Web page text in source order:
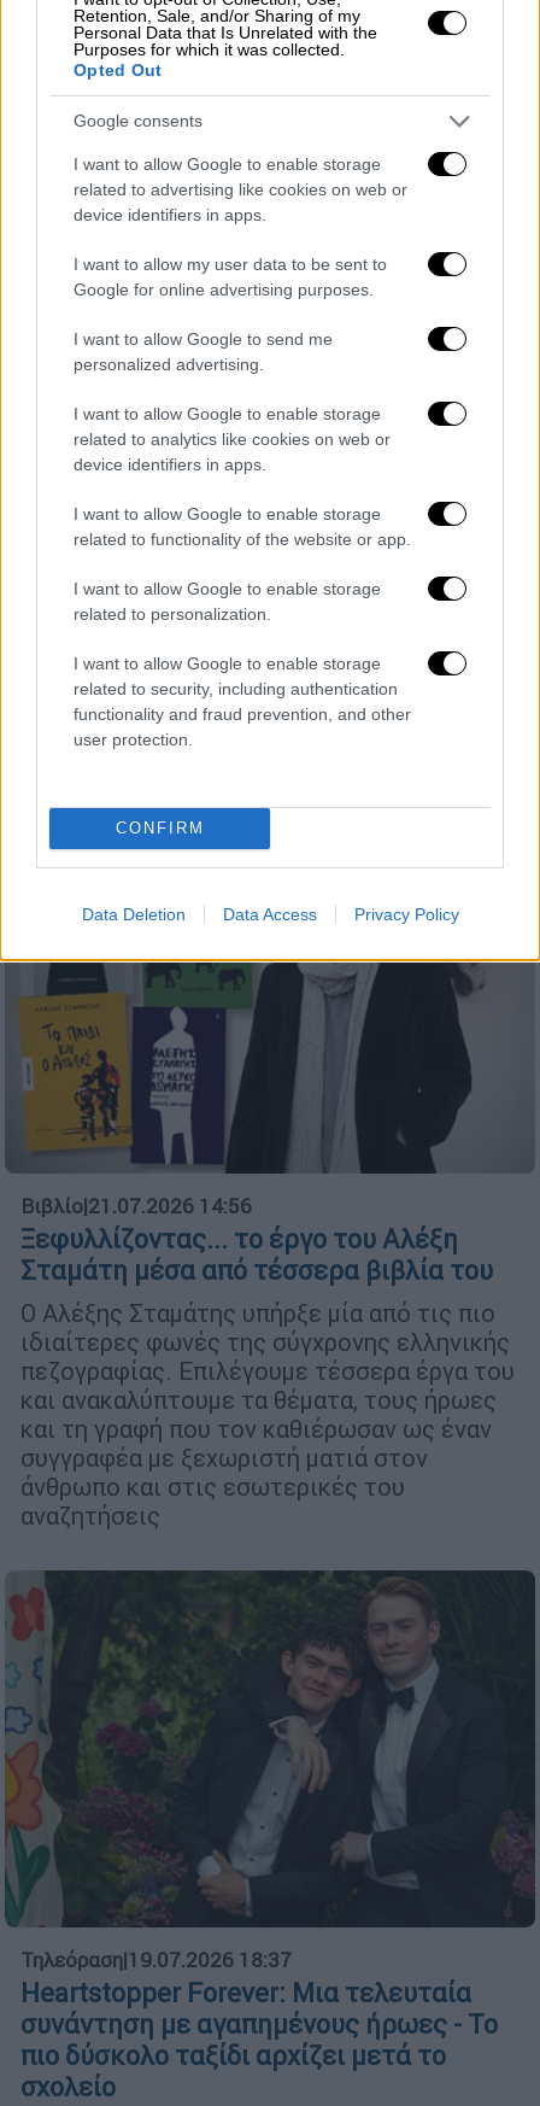
Retention, Sale, and/or Sharing of my
Personal Data that Is Unrelated with the
Purposes for which it was collected.
Opted Out
Google consents
I want to allow Google to enable storage
related to advertising like cookies on web or
device identifiers in apps.
I want to allow my user data to be sent to
Google for online advertising purposes.
I want to allow Google to send me
personalized advertising.
I want to allow Google to enable storage
related to analytics like cookies on web or
device identifiers in apps.
I want to allow Google to enable storage
related to functionality of the website or app.
I want to allow Google to enable storage
related to personalization.
I want to allow Google to enable storage
related to security, including authentication
functionality and fraud prevention, and other
user protection.
CONFIRM
Data Deletion Data Access Privacy Policy
παύση, πριν επιστρέψει δυναμικά τον
Σεπτέμβριο με νέες αφίξεις από το διεθνές
μουσικό στερέωμα
Μουσική|22.07.2026 11:25
Μαίρη Λίντα: H διαδρομή μιας γυναίκας
που σημάδεψε το ελληνικό τραγούδι
Η φωνή της συνδέθηκε με τον Μανώλη
δημιουργών. Υπήρξε μία από τις φωνές που
συνόδευσαν τη μεταπολεμική Ελλάδα στις
χαρές, στις γιορτές και στις πιο σημαντικές
Βιβλίο|21.07.2026 14:56
Ξεφυλλίζοντας... το έργο του Αλέξη
Σταμάτη μέσα από τέσσερα βιβλία του
Ο Αλέξης Σταμάτης υπήρξε μία από τις πιο
ιδιαίτερες φωνές της σύγχρονης ελληνικής
πεζογραφίας. Επιλέγουμε τέσσερα έργα του
και ανακαλύπτουμε τα θέματα, τους ήρωες
και τη γραφή που τον καθιέρωσαν ως έναν
συγγραφέα με ξεχωριστή ματιά στον
άνθρωπο και στις εσωτερικές του
αναζητήσεις
Τηλεόραση|19.07.2026 18:37
Heartstopper Forever: Μια τελευταία
συνάντηση με αγαπημένους ήρωες - Το
πιο δύσκολο ταξίδι αρχίζει μετά το
σχολείο